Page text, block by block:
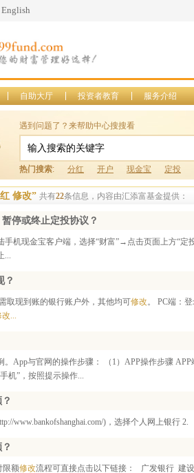
English
自助大厅 投资者教育 服务介绍
遇到问题了？来帮助中心搜搜看
热门搜索: 分红 开户 现金宝 定投
修改” 共有22条信息，内容由汇添富基金提供：
暂停或终止定投协议？
手机现金宝客户端，选择“财富”→点击页面上方“
...
？
取现到账的银行账户外，其他均可修改 。 PC端：
...
。App与官网的操作步骤： （1）APP操作步骤
机”，按照提示操作...
www.bankofshanghai.com/)，选择个人网上银行
限额修改流程可直接点击以下链接： 广发银行 建